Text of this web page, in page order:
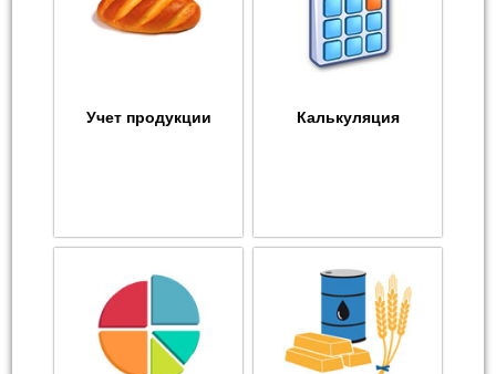
Учет продукции Калькуляция